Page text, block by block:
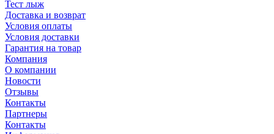
Тест лыж
Доставка и возврат
Условия оплаты
Условия доставки
Гарантия на товар
Компания
О компании
Новости
Отзывы
Контакты
Партнеры
Контакты